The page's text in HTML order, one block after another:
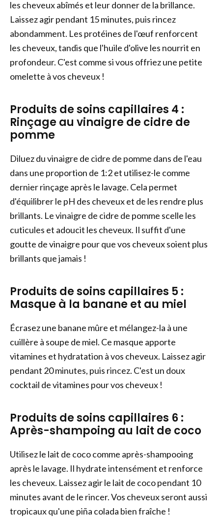
les cheveux abîmés et leur donner de la brillance.
Laissez agir pendant 15 minutes, puis rincez
abondamment. Les protéines de l'œuf renforcent
les cheveux, tandis que l'huile d'olive les nourrit en
profondeur. C'est comme si vous offriez une petite
omelette à vos cheveux !
Produits de soins capillaires 4 :
Rinçage au vinaigre de cidre de
pomme
Diluez du vinaigre de cidre de pomme dans de l'eau
dans une proportion de 1:2 et utilisez-le comme
dernier rinçage après le lavage. Cela permet
d'équilibrer le pH des cheveux et de les rendre plus
brillants. Le vinaigre de cidre de pomme scelle les
cuticules et adoucit les cheveux. Il suffit d'une
goutte de vinaigre pour que vos cheveux soient plus
brillants que jamais !
Produits de soins capillaires 5 :
Masque à la banane et au miel
Écrasez une banane mûre et mélangez-la à une
cuillère à soupe de miel. Ce masque apporte
vitamines et hydratation à vos cheveux. Laissez agir
pendant 20 minutes, puis rincez. C'est un doux
cocktail de vitamines pour vos cheveux !
Produits de soins capillaires 6 :
Après-shampoing au lait de coco
Utilisez le lait de coco comme après-shampooing
après le lavage. Il hydrate intensément et renforce
les cheveux. Laissez agir le lait de coco pendant 10
minutes avant de le rincer. Vos cheveux seront aussi
tropicaux qu'une piña colada bien fraîche !